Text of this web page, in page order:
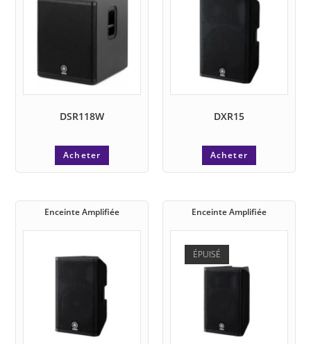
DSR118W
Acheter
DXR15
Acheter
Enceinte Amplifiée Enceinte Amplifiée
ÉPUISÉ